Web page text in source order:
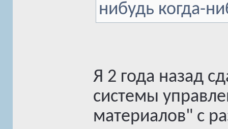
нибудь когда-
Я 2 года назад
системы
материалов" с